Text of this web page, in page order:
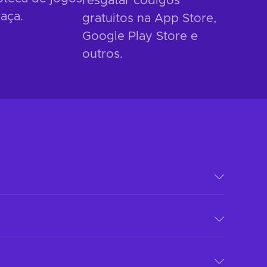
gratuitos na App Store,
Google Play Store e
outros.